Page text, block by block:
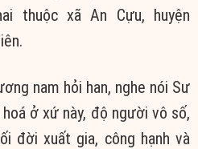
thuộc xã An Cựu, huyện
nam hỏi han, nghe nói Sư
ở xứ này, độ người vô số,
đời xuất gia, công hạnh và